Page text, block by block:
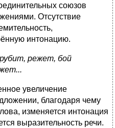
союзов
Отсутствие
интонацию.
режет, бой
увеличение
благодаря чему
изменяется интонация
выразительность речи.